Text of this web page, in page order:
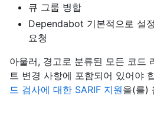
큐 그룹 병합
Dependabot 기본적으로 설
요청
아울러, 경고로 분류된 모든 코드
트 변경 사항에 포함되어 있어야
드 검사에 대한 SARIF 지원을(를)